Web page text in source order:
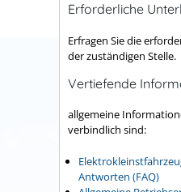
Erforderliche
Erfragen Sie die
der zuständigen Stelle.
Vertiefende
allgemeine
verbindlich sind:
Antworten (FAQ)